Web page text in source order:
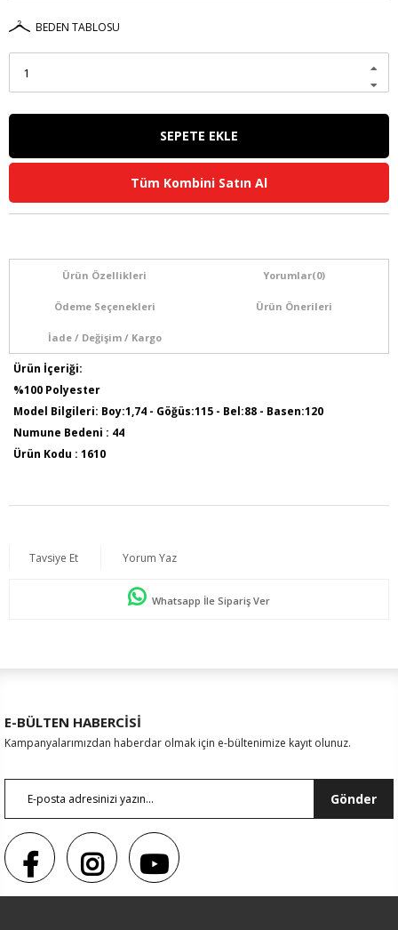
BEDEN TABLOSU
Tüm Kombini Satın Al
Ürün Özellikleri Yorumlar(0)
Ödeme Seçenekleri Ürün Önerileri
İade / Değişim / Kargo
Ürün İçeriği:
%100 Polyester
Model Bilgileri: Boy:1,74 - Göğüs:115 - Bel:88 - Basen:120
Numune Bedeni : 44
Ürün Kodu : 1610
Tavsiye Et Yorum Yaz
Whatsapp İle Sipariş Ver
E-BÜLTEN HABERCİSİ
Kampanyalarımızdan haberdar olmak için e-bültenimize kayıt olunuz.
Gönder